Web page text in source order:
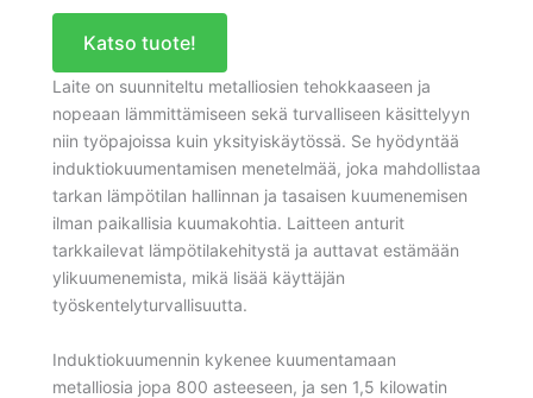
Katso tuote!
Laite on suunniteltu metalliosien tehokkaaseen ja
nopeaan lämmittämiseen sekä turvalliseen käsittelyyn
niin työpajoissa kuin yksityiskäytössä. Se hyödyntää
induktiokuumentamisen menetelmää, joka mahdollistaa
tarkan lämpötilan hallinnan ja tasaisen kuumenemisen
ilman paikallisia kuumakohtia. Laitteen anturit
tarkkailevat lämpötilakehitystä ja auttavat estämään
ylikuumenemista, mikä lisää käyttäjän
työskentelyturvallisuutta.
Induktiokuumennin kykenee kuumentamaan
metalliosia jopa 800 asteeseen, ja sen 1,5 kilowatin